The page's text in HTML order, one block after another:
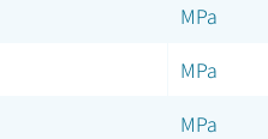
MPa
MPa
MPa